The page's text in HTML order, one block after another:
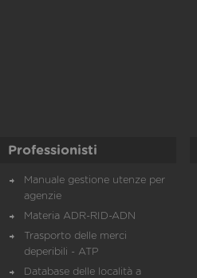
Professionisti
Manuale gestione utenze per
agenzie
Materia ADR-RID-ADN
Trasporto delle merci
deperibili - ATP
Database delle località a